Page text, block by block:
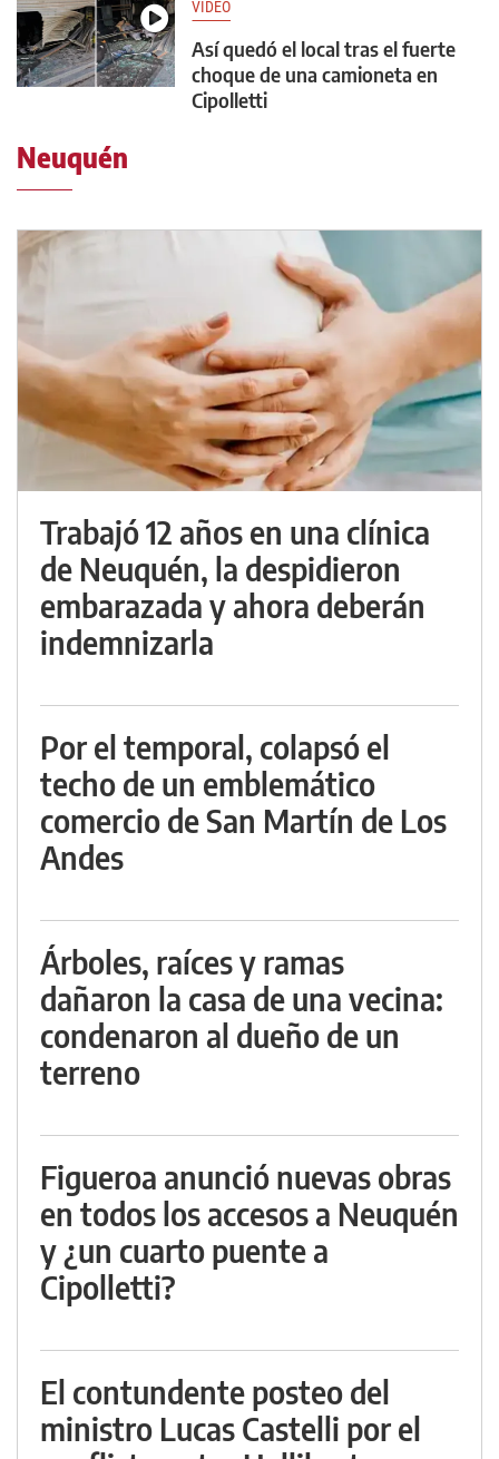
VIDEO
Así quedó el local tras el fuerte
choque de una camioneta en
Cipolletti
Neuquén
Trabajó 12 años en una clínica
de Neuquén, la despidieron
embarazada y ahora deberán
indemnizarla
Por el temporal, colapsó el
techo de un emblemático
comercio de San Martín de Los
Andes
Árboles, raíces y ramas
dañaron la casa de una vecina:
condenaron al dueño de un
terreno
Figueroa anunció nuevas obras
en todos los accesos a Neuquén
y ¿un cuarto puente a
Cipolletti?
El contundente posteo del
ministro Lucas Castelli por el